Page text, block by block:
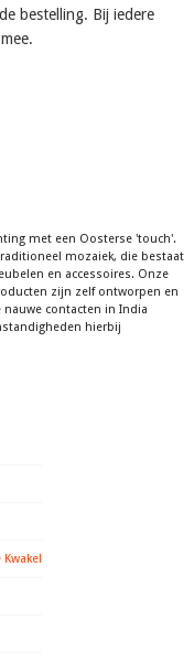
bestelling. Bij iedere
met een Oosterse 'touch'.
mozaiek, die bestaat
en accessoires. Onze
zijn zelf ontworpen en
contacten in India
hierbij